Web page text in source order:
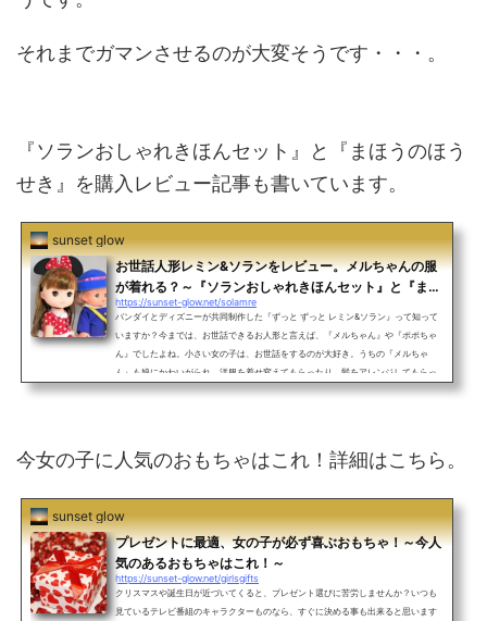
それまでガマンさせるのが大変そうです・・・。
『ソランおしゃれきほんセット』と『まほうのほう
せき』を購入レビュー記事も書いています。
sunset glow
お世話人形レミン&ソランをレビュー。メルちゃんの服
が着れる？～『ソランおしゃれきほんセット』と『まほ
うのほうせき』～
https://sunset-glow.net/solamre
バンダイとディズニーが共同制作した『ずっと ずっと レミン&ソラン』って知って
いますか？今までは、お世話できるお人形と言えば、『メルちゃん』や『ポポちゃ
ん』でしたよね。小さい女の子は、お世話をするのが大好き。うちの『メルちゃ
ん』も娘にかわいがられ、洋服を着せ変えてもらったり、髪をアレンジしてもらっ
たり、一緒にお風呂に入ったりしています。お風呂に入った後は何故か首だけ外さ
今女の子に人気のおもちゃはこれ！詳細はこちら。
sunset glow
プレゼントに最適、女の子が必ず喜ぶおもちゃ！～今人
気のあるおもちゃはこれ！～
https://sunset-glow.net/girlsgifts
クリスマスや誕生日が近づいてくると、プレゼント選びに苦労しませんか？いつも
見ているテレビ番組のキャラクターものなら、すぐに決める事も出来ると思います